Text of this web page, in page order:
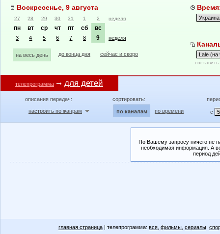
Воскресенье, 9 августа
27 28 29 30 31 1 2 неделя
пн вт ср чт пт сб вс
3 4 5 6 7 8 9 неделя
на весь день до конца дня сейчас и скоро
телепрограмма для детей
описания передач:
настроить по жанрам
сортировать:
по каналам по времени с
По Вашему запросу ничего не
необходимая информация. А
период
главная страница | телепрограмма: вся фильмы сериалы